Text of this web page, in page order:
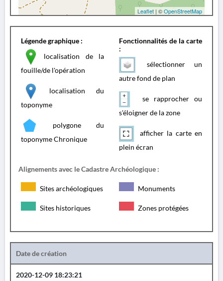
Leaflet | ©OpenStreetMap
Légende graphique :
localisation de la
fouille/de l'opération
localisation du
toponyme
polygone du
toponyme Chronique
Fonctionnalités de la carte
:
sélectionner un
autre fond de plan
se rapprocher ou
s'éloigner de la zone
afficher la carte en
plein écran
Alignements avec le Cadastre Archéologique :
Sites archéologiques Monuments
Sites historiques Zones protégées
Date de création
2020-12-09 18:23:21